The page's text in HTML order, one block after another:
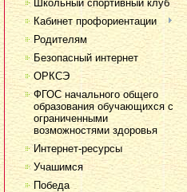
Школьный спортивный клуб
Кабинет профориентации
Родителям
Безопасный интернет
ОРКСЭ
ФГОС начального общего
образования обучающихся с
ограниченными
возможностями здоровья
Интернет-ресурсы
Учашимся
Победа